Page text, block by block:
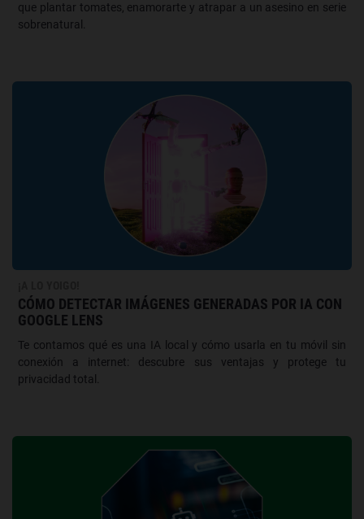
que plantar tomates, enamorarte y atrapar a un asesino en serie
sobrenatural.
CÓMO DETECTAR IMÁGENES GENERADAS POR IA CON
GOOGLE LENS
Te contamos qué es una IA local y cómo usarla en tu móvil sin
conexión a internet: descubre sus ventajas y protege tu
privacidad total.